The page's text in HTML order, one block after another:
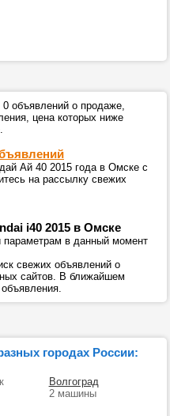
объявлений о продаже,
цена которых ниже
Ай 40 2015 года в Омске с
на рассылку свежих
i40 2015 в Омске
в данный момент
свежих объявлений о
сайтов. В ближайшем
городах России:
Волгоград
2 машины